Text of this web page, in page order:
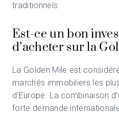
traditionnels.
Est-ce un bon
d’acheter sur la
La Golden Mile est
marchés immobiliers les
d’Europe. La combinaison
forte demande